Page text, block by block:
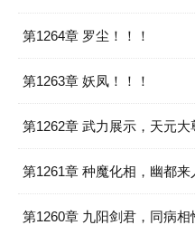
第1264章 罗尘！！！
第1263章 妖凤！！！
第1262章 武力展示，天元大
第1261章 种魔化相，幽都来
第1260章 九阳剑君，同病相